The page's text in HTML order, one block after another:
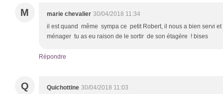
M marie chevalier 30/04/2018 11:34
il est quand même sympa ce petit Robert, il nous a bien servi
ménager tu as eu raison de le sortir de son étagère ! bises
Répondre
Q Quichottine 30/04/2018 11:03